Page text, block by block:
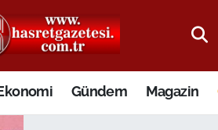
Gündem Magazin
Eczaneler
Durumu